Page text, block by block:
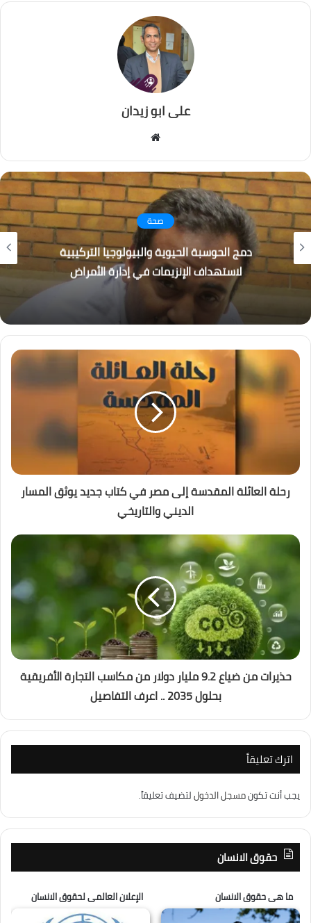
على ابو زيدان
صحة
دمج الحوسبة الحيوية والبيولوجيا التركيبية
لاستهداف الإنزيمات في إدارة الأمراض
رحلة العائلة المقدسة إلى مصر في كتاب جديد يوثق المسار
الديني والتاريخي
حذيرات من ضياع 9.2 مليار دولار من مكاسب التجارة الأفريقية
بحلول 2035 .. اعرف التفاصيل
اترك تعليقاً
يجب أنت تكونمسجل الدخوللتضيف تعليقاً.
حقوق الانسان
ما هى حقوق الانسان الإعلان العالمى لحقوق الانسان